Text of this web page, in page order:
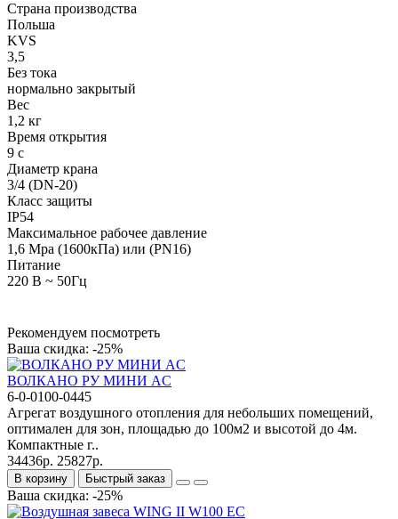
Страна производства
Польша
KVS
3,5
Без тока
нормально закрытый
Вес
1,2 кг
Время открытия
9 с
Диаметр крана
3/4 (DN-20)
Класс защиты
IP54
Максимальное рабочее давление
1,6 Mpa (1600кПа) или (PN16)
Питание
220 В ~ 50Гц
Рекомендуем посмотреть
Ваша скидка: -25%
ВОЛКАНО РУ МИНИ AC
6-0-0100-0445
Агрегат воздушного отопления для небольших помещений,
оптимален для зон, площадью до 100м2 и высотой до 4м.
Компактные г..
34436р. 25827р.
В корзину Быстрый заказ
Ваша скидка: -25%